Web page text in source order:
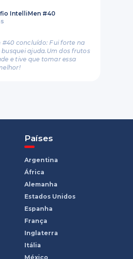
IntelliMen #40
#40 concluído: Fui forte na
ajuda.Um dos frutos
e tive que tomar essa
Países
Argentina
África
Alemanha
Estados Unidos
Espanha
França
Inglaterra
Itália
México